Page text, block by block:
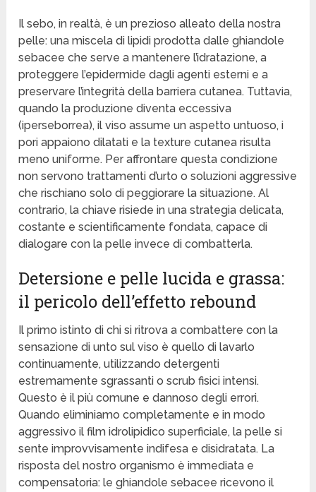
Il sebo, in realtà, è un prezioso alleato della nostra
pelle: una miscela di lipidi prodotta dalle ghiandole
sebacee che serve a mantenere l’idratazione, a
proteggere l’epidermide dagli agenti esterni e a
preservare l’integrità della barriera cutanea. Tuttavia,
quando la produzione diventa eccessiva
(iperseborrea), il viso assume un aspetto untuoso, i
pori appaiono dilatati e la texture cutanea risulta
meno uniforme. Per affrontare questa condizione
non servono trattamenti d’urto o soluzioni aggressive
che rischiano solo di peggiorare la situazione. Al
contrario, la chiave risiede in una strategia delicata,
costante e scientificamente fondata, capace di
dialogare con la pelle invece di combatterla.
Detersione e pelle lucida e grassa:
il pericolo dell’effetto rebound
Il primo istinto di chi si ritrova a combattere con la
sensazione di unto sul viso è quello di lavarlo
continuamente, utilizzando detergenti
estremamente sgrassanti o scrub fisici intensi.
Questo è il più comune e dannoso degli errori.
Quando eliminiamo completamente e in modo
aggressivo il film idrolipidico superficiale, la pelle si
sente improvvisamente indifesa e disidratata. La
risposta del nostro organismo è immediata e
compensatoria: le ghiandole sebacee ricevono il